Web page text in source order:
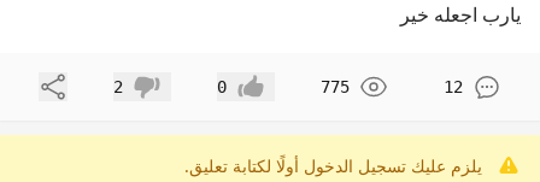
يارب اجعله خير
12
775 إعجاب 0 عدم إعجاب
2 مشاركة
يلزم عليك تسجيل الدخول أولًا لكتابة تعليق.